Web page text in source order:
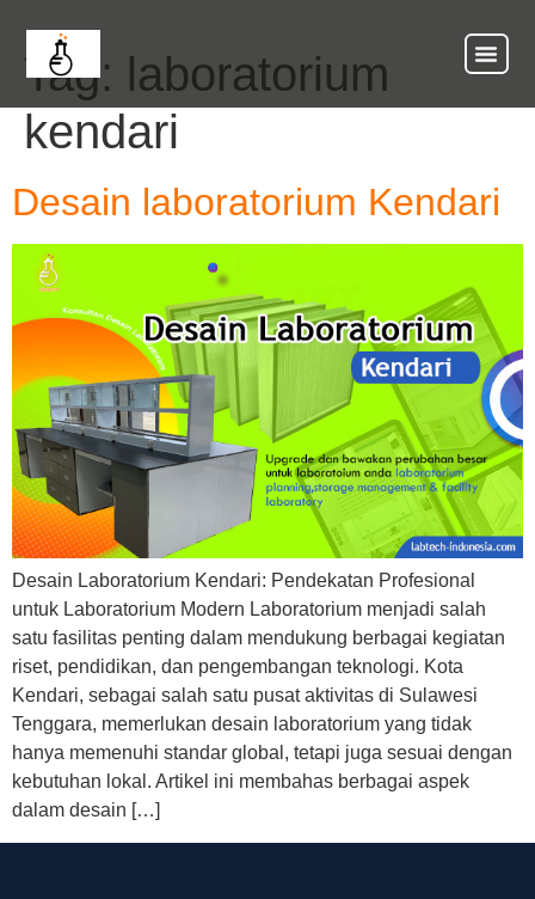
Tag: laboratorium
kendari
Desain laboratorium Kendari
Desain Laboratorium Kendari: Pendekatan Profesional
untuk Laboratorium Modern Laboratorium menjadi salah
satu fasilitas penting dalam mendukung berbagai kegiatan
riset, pendidikan, dan pengembangan teknologi. Kota
Kendari, sebagai salah satu pusat aktivitas di Sulawesi
Tenggara, memerlukan desain laboratorium yang tidak
hanya memenuhi standar global, tetapi juga sesuai dengan
kebutuhan lokal. Artikel ini membahas berbagai aspek
dalam desain […]